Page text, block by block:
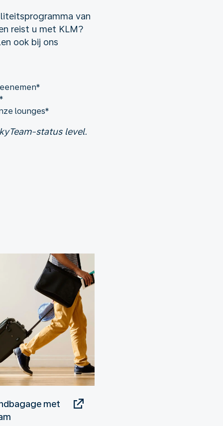
van
reist u met KLM?
ook bij ons
lounges*
status level.
met